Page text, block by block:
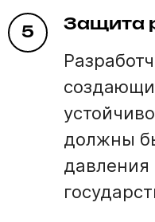
5 Защита
должны
давления